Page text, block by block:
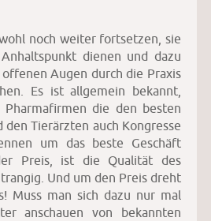
noch weiter fortsetzen, sie
dienen und dazu
Augen durch die Praxis
Es ist allgemein bekannt,
Pharmafirmen die den besten
den Tierärzten auch Kongresse
um das beste Geschäft
Preis, ist die Qualität des
Und um den Preis dreht
Muss man sich dazu nur mal
anschauen von bekannten